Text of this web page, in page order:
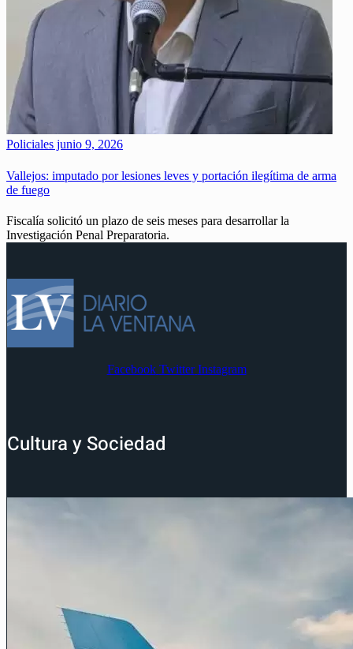
Policiales junio 9, 2026
Vallejos: imputado por lesiones leves y portación ilegítima de arma
de fuego
Fiscalía solicitó un plazo de seis meses para desarrollar la
Investigación Penal Preparatoria.
Facebook Twitter Instagram
Cultura y Sociedad